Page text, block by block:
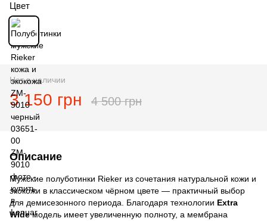
Цвет
Нет в наличии
3 150 грн 4 500 грн
Описание
Мужские полуботинки Rieker из сочетания натуральной кожи и
экокожи в классическом чёрном цвете — практичный выбор
для демисезонного периода. Благодаря технологии Extra
Wideмодель имеет увеличенную полноту, а мембрана